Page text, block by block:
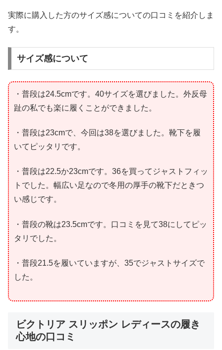
実際に購入した方のサイズ感についての口コミを紹介しま
す。
サイズ感について
・普段は24.5cmです。40サイズを選びました。外反母
趾の私でも楽に履くことができました。
・普段は23cmで、今回は38を選びました。靴下を履
いてピッタリです。
・普段は22.5か23cmです。36を買ってジャストフィッ
トでした。幅広い足なので冬用の厚手の靴下だときつ
い感じです。
・普段の靴は23.5cmです。口コミを見て38にしてピッ
タリでした。
・普段21.5を履いていますが、35でジャストサイズで
した。
ビクトリア スリッポン レディースの履き
心地の口コミ